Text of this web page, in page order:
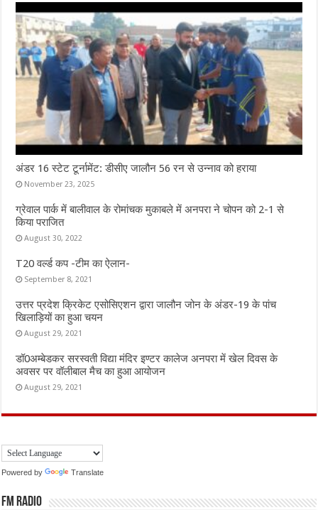
अंडर 16 स्टेट टूर्नामेंट: डीसीए जालौन 56 रन से उन्नाव को हराया
November 23, 2025
ग्रेवाल पार्क में बालीवाल के रोमांचक मुकाबले में अनपरा ने चोपन को 2-1 से
किया पराजित
August 30, 2022
T20 वर्ल्ड कप -टीम का ऐलान-
September 8, 2021
उत्तर प्रदेश क्रिकेट एसोसिएशन द्वारा जालौन जोन के अंडर-19 के पांच
खिलाड़ियों का हुआ चयन
August 29, 2021
डॉ0अम्बेडकर सरस्वती विद्या मंदिर इण्टर कालेज अनपरा में खेल दिवस के
अवसर पर वॉलीबाल मैच का हुआ आयोजन
August 29, 2021
Powered by Translate
FM Radio